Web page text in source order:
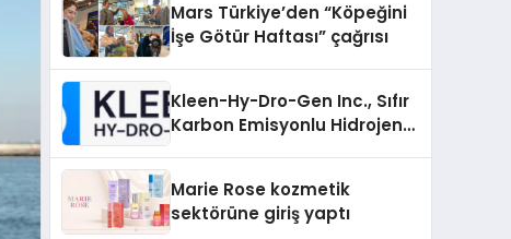
Mars Türkiye’den “Köpeğini
İşe Götür Haftası” çağrısı
Kleen-Hy-Dro-Gen Inc., Sıfır
Karbon Emisyonlu Hidrojen
Aldı
Marie Rose kozmetik
sektörüne giriş yaptı